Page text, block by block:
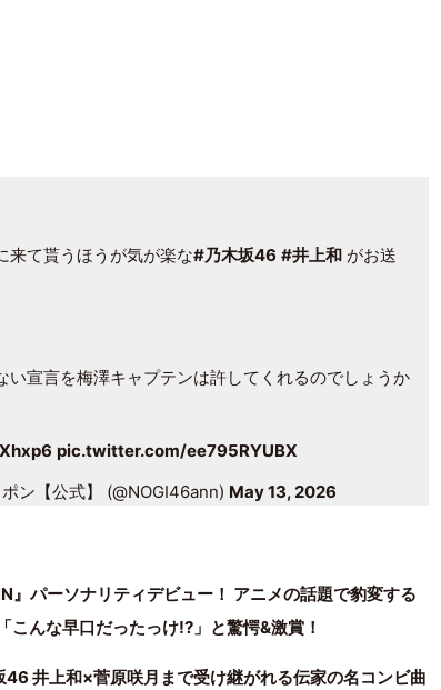
来て貰うほうが気が楽な#乃木坂46 #井上和 がお送
い宣言を梅澤キャプテンは許してくれるのでしょうか
pic.twitter.com/ee795RYUBX
ン【公式】 (@NOGI46ann) May 13, 2026
』パーソナリティデビュー！ アニメの話題で豹変する
こんな早口だったっけ!?」と驚愕&激賞！
46 井上和×菅原咲月まで受け継がれる伝家の名コンビ曲